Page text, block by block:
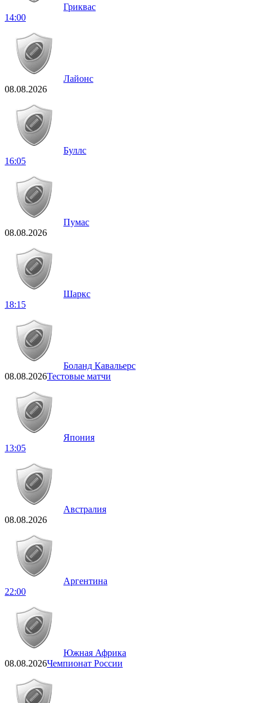
Гриквас
14:00
Лайонс
08.08.2026
Буллс
16:05
Пумас
08.08.2026
Шаркс
18:15
Боланд Кавальерс
08.08.2026Тестовые матчи
Япония
13:05
Австралия
08.08.2026
Аргентина
22:00
Южная Африка
08.08.2026Чемпионат России